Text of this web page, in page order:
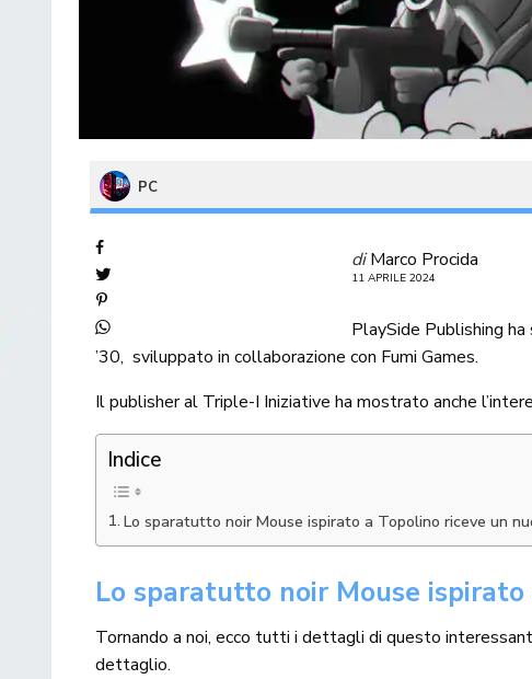
PC
di Marco Procida
11 APRILE 2024
PlaySide Publishing
’30, sviluppato in collaborazione con Fumi Games.
Il publisher al Triple-I Iniziative ha mostrato anche
Indice
Lo sparatutto noir Mouse ispirato a Topolino riceve un
Lo sparatutto noir Mouse
Tornando a noi, ecco tutti i dettagli di questo
dettaglio.